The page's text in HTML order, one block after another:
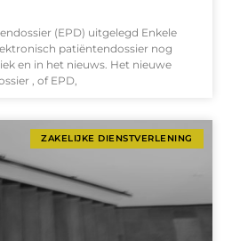
(EPD) uitgelegd Enkele
patiëntendossier nog
en in het nieuws. Het nieuwe
, of EPD,
ZAKELIJKE DIENSTVERLENING